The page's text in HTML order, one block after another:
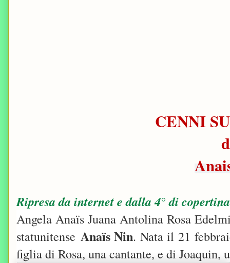
CENNI
Ripresa da internet e dalla 4° di
Angela Anaïs Juana Antolina Rosa
statunitense Anaïs Nin. Nata il 21
figlia di Rosa, una cantante, e di